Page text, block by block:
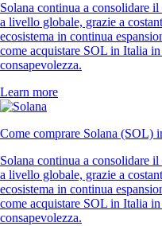
Solana continua a consolidare
a livello globale, grazie a
ecosistema in continua
come acquistare SOL in Italia
consapevolezza.
Learn more
Come comprare Solana (SOL)
Solana continua a consolidare
a livello globale, grazie a
ecosistema in continua
come acquistare SOL in Italia
consapevolezza.